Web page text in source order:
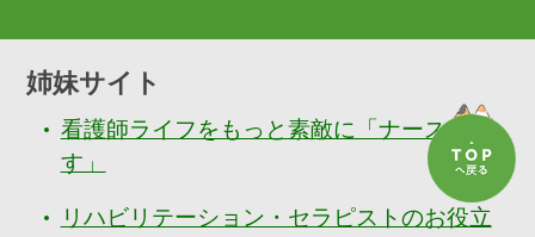
姉妹サイト
看護師ライフをもっと素敵に「ナースぷら
す」
リハビリテーション・セラピストのお役立